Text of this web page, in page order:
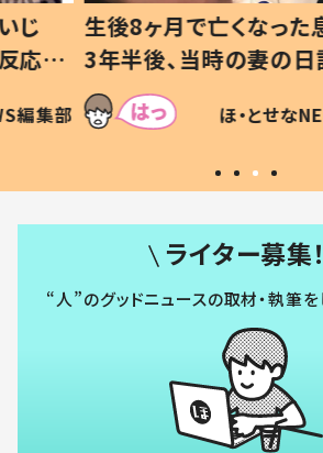
約
書い
編集部
ソファでおにぎりを食
子 しかしよく見ると…母
すべてを察した母の投稿
いから許す！」「現行犯〜
ほ・とせな
ライター募集！
“人”のグッドニュースの取材・執筆